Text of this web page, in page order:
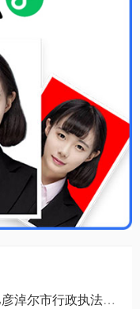
旗所属事业单位拟聘用人员公示的公告